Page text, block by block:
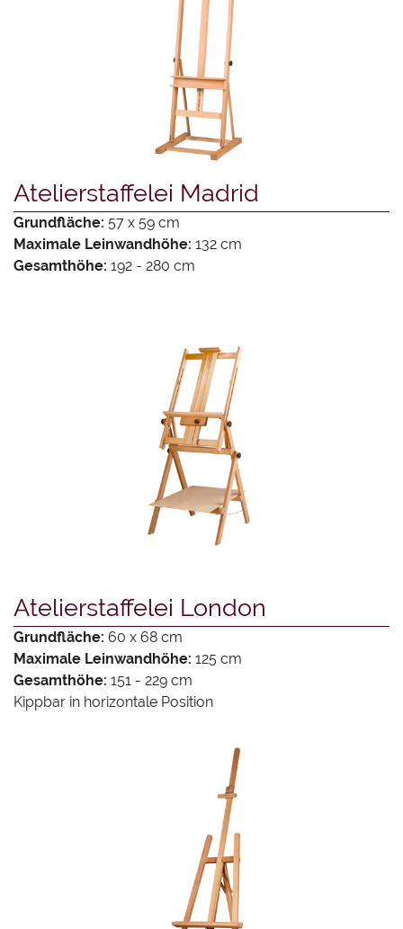
Atelierstaffelei Madrid
Grundfläche: 57 x 59 cm
Maximale Leinwandhöhe: 132 cm
Gesamthöhe: 192 - 280 cm
Atelierstaffelei London
Grundfläche: 60 x 68 cm
Maximale Leinwandhöhe: 125 cm
Gesamthöhe: 151 - 229 cm
Kippbar in horizontale Position